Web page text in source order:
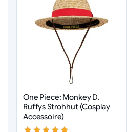
One Piece: Monkey D.
Ruffys Strohhut (Cosplay
Accessoire)